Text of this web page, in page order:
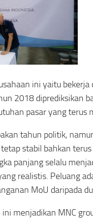
ini yaitu
2018 diprediksikan
pasar yang terus
tahun politik,
stabil bahkan
panjang selalu
realistis. Peluang
MoU daripada
menjadikan MNC